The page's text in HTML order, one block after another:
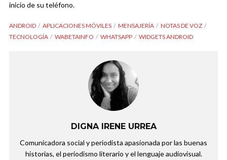
inicio de su teléfono.
ANDROID APLICACIONES MÓVILES MENSAJERÍA
NOTAS DE VOZ
TECNOLOGÍA
WABETAINFO WHATSAPP WIDGETS ANDROID
DIGNA IRENE URREA
Comunicadora social y periodista apasionada por las buenas
historias, el periodismo literario y el lenguaje audiovisual.